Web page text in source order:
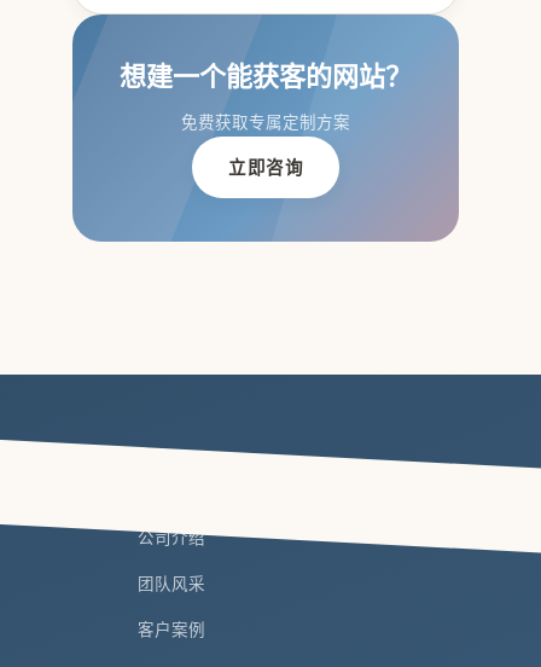
想建一个能获客的网站？
免费获取专属定制方案
立即咨询
公司介绍
团队风采
客户案例